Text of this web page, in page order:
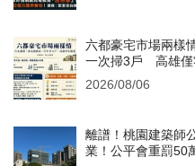
六都豪宅市場兩樣
一次掃3戶 高雄僅
2026/08/06
離譜！桃園建築師
業！公平會重罰50